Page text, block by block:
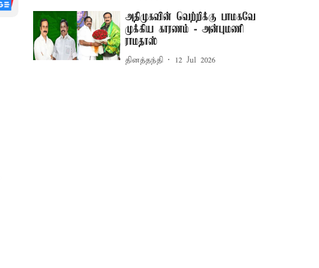
அதிமுகவின் வெற்றிக்கு பாமகவே
முக்கிய காரணம் - அன்புமணி
ராமதாஸ்
தினத்தந்தி 12 Jul 2026